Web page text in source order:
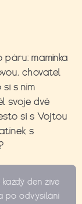
páru: maminka
chovatel
si s ním
svoje dvě
si s Vojtou
s
den živě
po odvysílání